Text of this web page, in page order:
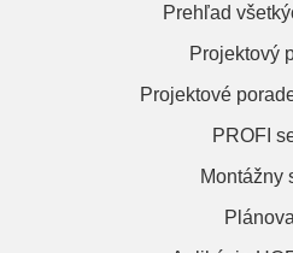
Prehľad
Projektový
Projektové
PROFI
Montážny